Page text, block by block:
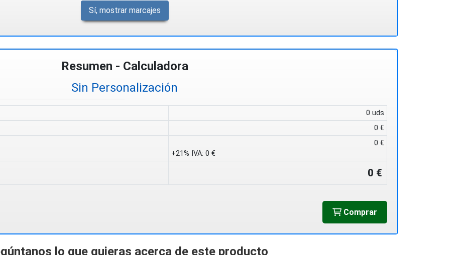
Sí, mostrar marcajes
Resumen - Calculadora
Sin Personalización
0 uds
0 €
0 €
+21% IVA: 0 €
0 €
Comprar
lo que quieras acerca de este producto